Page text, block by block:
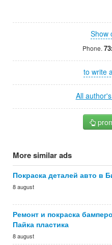
Show
Phone.
to write
All
More similar ads
Покраска деталей авто в
8 august
Ремонт и покраска
Пайка пластика
8 august